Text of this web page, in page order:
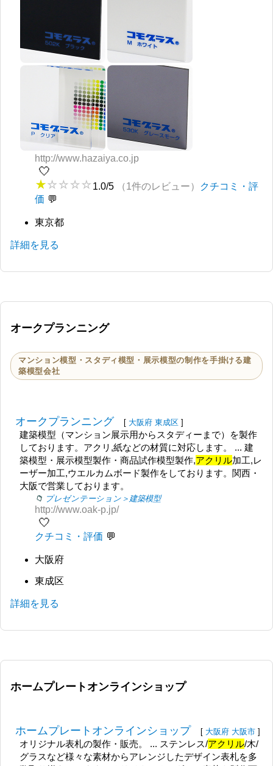
http://www.hazaiya.co.jp
🤍
1.0/5 （1件のレビュー）
クチコミ・評
価
東京都
詳細を見る
オークプランニング
マンション模型・スタディ模型・展示模型の制作を手掛ける建
築模型会社
オークプランニング [ 大阪府 東成区 ]
建築模型（マンション展示用からスタディーまで）を製作
しております。アクリ,紙などの材質に対応します。 ... 建
築模型・展示模型製作・商品試作模型製作,アクリル加工,レ
ーザー加工,ウエルカムボード製作をしております。関西・
大阪で営業しております。
プレゼンテーション＞建築模型
http://www.oak-p.jp/
🤍
クチコミ・評価
大阪府
東成区
詳細を見る
ホームプレートオンラインショップ
ホームプレートオンラインショップ [ 大阪府 大阪市 ]
オリジナル表札の製作・販売。 ... ステンレス/アクリル/木/
グラスなど様々な素材からアレンジしたデザイン表札を多